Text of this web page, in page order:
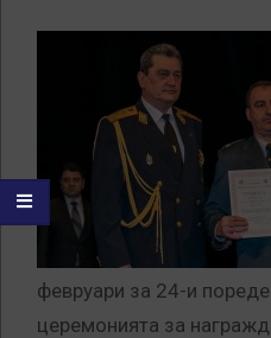
февруари за 24-и
церемонията за